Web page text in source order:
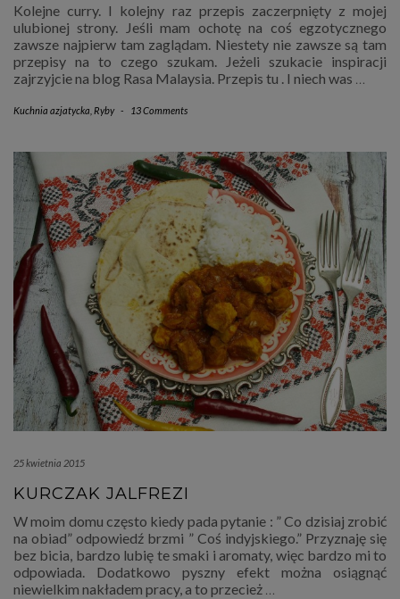
Kolejne curry. I kolejny raz przepis zaczerpnięty z mojej
ulubionej strony. Jeśli mam ochotę na coś egzotycznego
zawsze najpierw tam zaglądam. Niestety nie zawsze są tam
przepisy na to czego szukam. Jeżeli szukacie inspiracji
zajrzyjcie na blog Rasa Malaysia. Przepis tu . I niech was …
Kuchnia azjatycka Ryby - 13 Comments
25 kwietnia 2015
KURCZAK JALFREZI
W moim domu często kiedy pada pytanie : ” Co dzisiaj zrobić
na obiad” odpowiedź brzmi ” Coś indyjskiego.” Przyznaję się
bez bicia, bardzo lubię te smaki i aromaty, więc bardzo mi to
odpowiada. Dodatkowo pyszny efekt można osiągnąć
niewielkim nakładem pracy, a to przecież …